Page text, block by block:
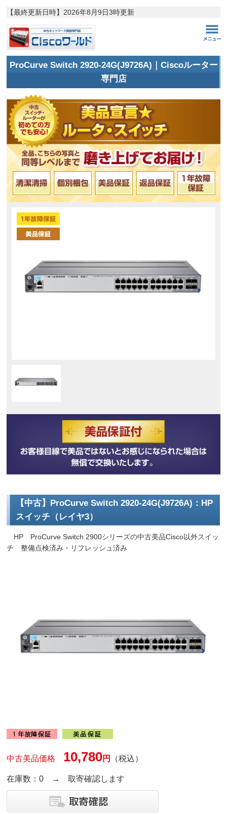
【最終更新日時】2026年8月9日3時更新
ProCurve Switch 2920-24G(J9726A)｜Ciscoルーター
専門店
【中古】ProCurve Switch 2920-24G(J9726A)：HP
スイッチ（レイヤ3）
HP ProCurve Switch 2900シリーズの中古美品Cisco以外スイッ
チ 整備点検済み・リフレッシュ済み
中古美品価格 10,780円 （税込）
在庫数：0 → 取寄確認します